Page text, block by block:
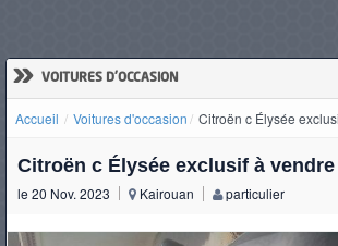
» VOITURES D'OCCASION
Accueil Voitures d'occasion Citroën c Élysée
Citroën c Élysée exclusif à vendre
le 20 Nov. 2023 Kairouan particulier
D'OCCASION